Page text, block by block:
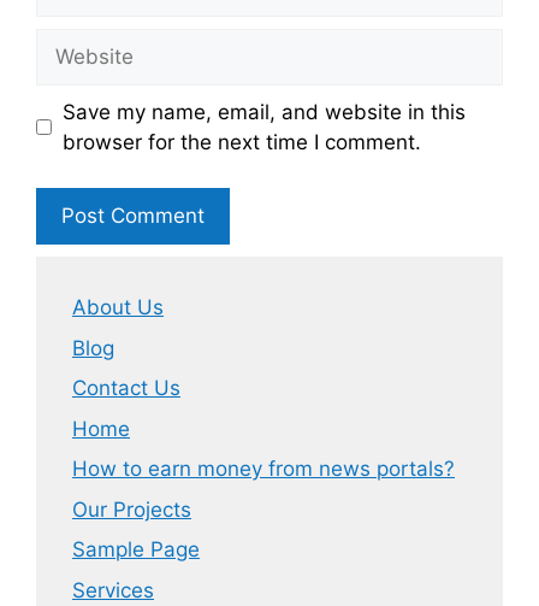
Save my name, email, and website in this
browser for the next time I comment.
About Us
Blog
Contact Us
Home
How to earn money from news portals?
Our Projects
Sample Page
Services